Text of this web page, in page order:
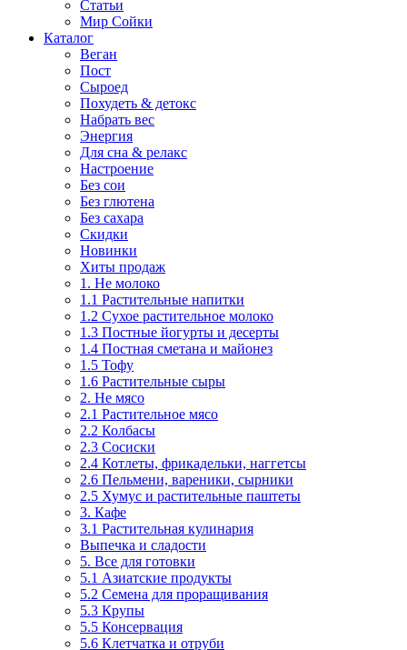
Статьи
Мир Сойки
Каталог
Веган
Пост
Сыроед
Похудеть & детокс
Набрать вес
Энергия
Для сна & релакс
Настроение
Без сои
Без глютена
Без сахара
Скидки
Новинки
Хиты продаж
1. Не молоко
1.1 Растительные напитки
1.2 Сухое растительное молоко
1.3 Постные йогурты и десерты
1.4 Постная сметана и майонез
1.5 Тофу
1.6 Растительные сыры
2. Не мясо
2.1 Растительное мясо
2.2 Колбасы
2.3 Сосиски
2.4 Котлеты, фрикадельки, наггетсы
2.6 Пельмени, вареники, сырники
2.5 Хумус и растительные паштеты
3. Кафе
3.1 Растительная кулинария
Выпечка и сладости
5. Все для готовки
5.1 Азиатские продукты
5.2 Семена для проращивания
5.3 Крупы
5.5 Консервация
5.6 Клетчатка и отруби